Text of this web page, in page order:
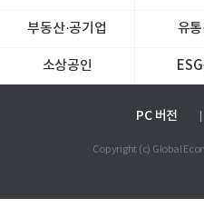
부동산·공기업 유통
소상공인
PC 버전
Copyright (c) Global